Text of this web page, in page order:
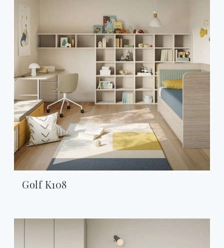
Golf K108